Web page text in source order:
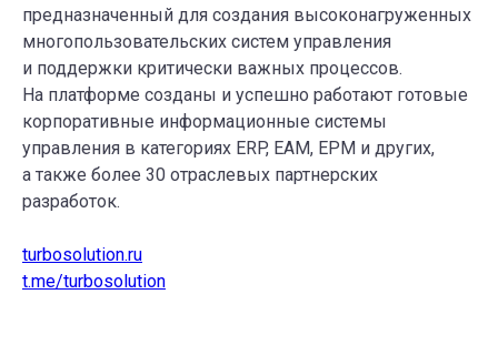
предназначенный для создания высоконагруженных
многопользовательских систем управления
и поддержки критически важных процессов.
На платформе созданы и успешно работают готовые
корпоративные информационные системы
управления в категориях ERP, EAM, EPM и других,
а также более 30 отраслевых партнерских
разработок.
turbosolution.ru
t.me/turbosolution